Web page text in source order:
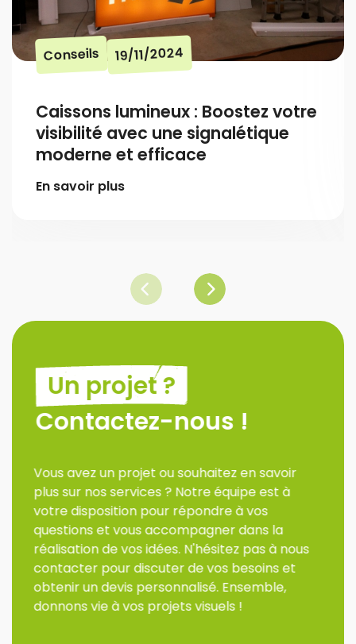
Conseils 19/11/2024
Caissons lumineux : Boostez votre
visibilité avec une signalétique
moderne et efficace
En savoir plus
Un projet ?
Contactez-nous !
Vous avez un projet ou souhaitez en savoir
plus sur nos services ? Notre équipe est à
votre disposition pour répondre à vos
questions et vous accompagner dans la
réalisation de vos idées. N'hésitez pas à nous
contacter pour discuter de vos besoins et
obtenir un devis personnalisé. Ensemble,
donnons vie à vos projets visuels !